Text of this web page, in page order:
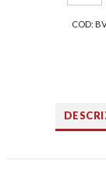
COD: